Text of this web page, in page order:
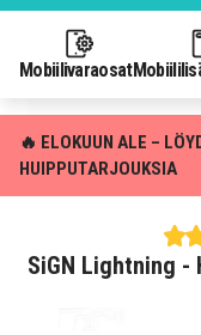
Mobiilivaraosat
🔥 ELOKUUN ALE –
HUIPPUTARJOUKSIA
SiGN Lightning -